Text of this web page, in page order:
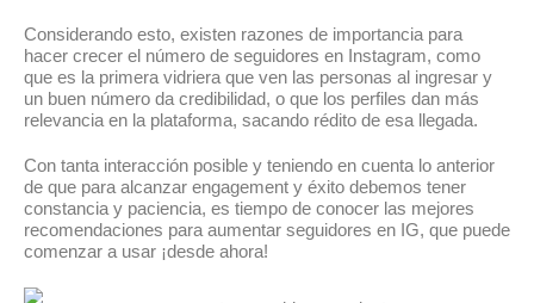
Considerando esto, existen razones de importancia para
hacer crecer el número de seguidores en Instagram, como
que es la primera vidriera que ven las personas al ingresar y
un buen número da credibilidad, o que los perfiles dan más
relevancia en la plataforma, sacando rédito de esa llegada.
Con tanta interacción posible y teniendo en cuenta lo anterior
de que para alcanzar engagement y éxito debemos tener
constancia y paciencia, es tiempo de conocer las mejores
recomendaciones para aumentar seguidores en IG, que puede
comenzar a usar ¡desde ahora!